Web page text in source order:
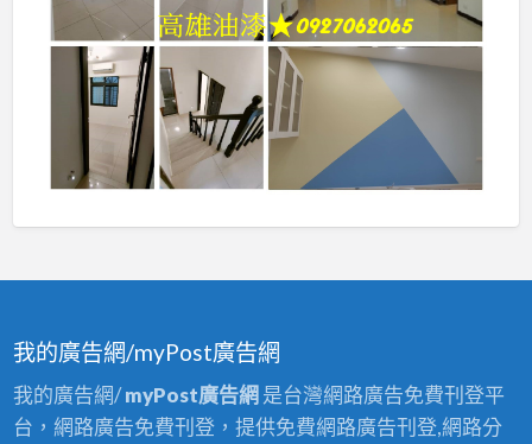
我的廣告網/myPost廣告網
我的廣告網/myPost廣告網是台灣網路廣告免費刊登平
台，網路廣告免費刊登，提供免費網路廣告刊登,網路分